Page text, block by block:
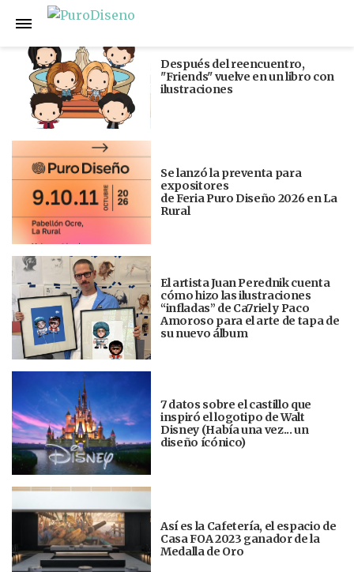
Anterior
Después del reencuentro,
"Friends" vuelve en un libro con
ilustraciones
Se lanzó la preventa para
expositores
de Feria Puro Diseño 2026 en La
Rural
El artista Juan Perednik cuenta
cómo hizo las ilustraciones
“infladas” de Ca7riel y Paco
Amoroso para el arte de tapa de
su nuevo álbum
7 datos sobre el castillo que
inspiró el logotipo de Walt
Disney (Había una vez... un
diseño ícónico)
Así es la Cafetería, el espacio de
Casa FOA 2023 ganador de la
Medalla de Oro
Siguiente